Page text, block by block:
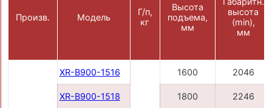
Произв. Модель
Г/п,
кг
Высота
подъема,
мм
высота
(min),
мм
XR-B900-1516 1600 2046
XR-B900-1518 1800 2246